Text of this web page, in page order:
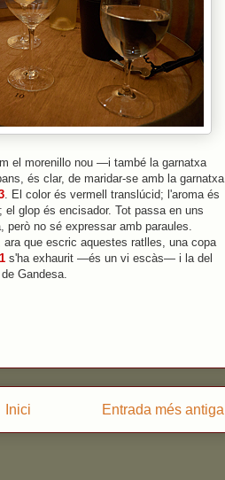
el morenillo nou —i també la garnatxa
és clar, de maridar-se amb la garnatxa
. El color és vermell translúcid; l'aroma és
glop és encisador. Tot passa en uns
però no sé expressar amb paraules.
ara que escric aquestes ratlles, una copa
s'ha exhaurit —és un vi escàs— i la del
Gandesa.
Entrada més antiga
Inici